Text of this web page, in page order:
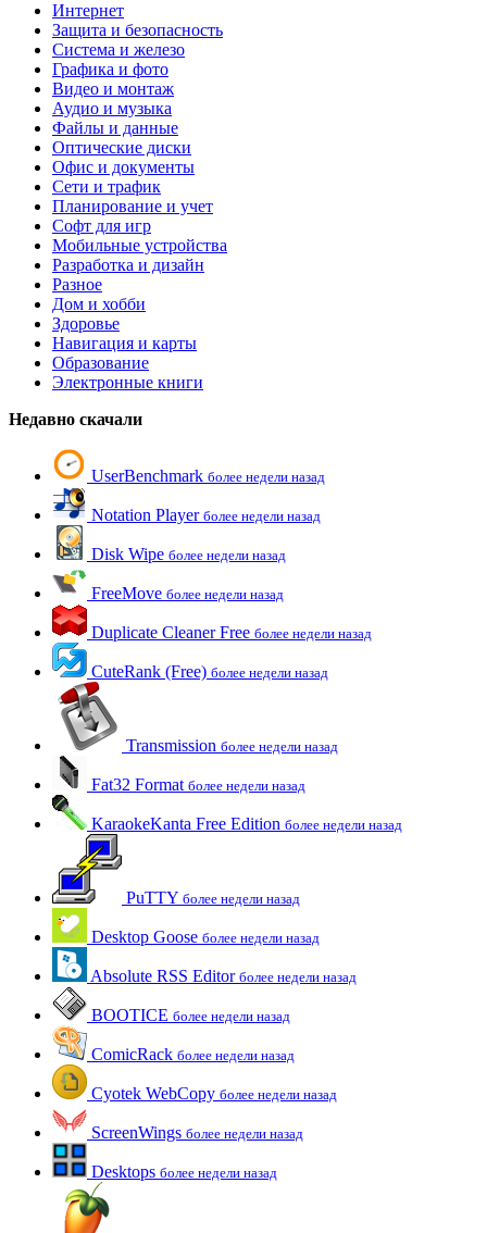
Интернет
Защита и безопасность
Система и железо
Графика и фото
Видео и монтаж
Аудио и музыка
Файлы и данные
Оптические диски
Офис и документы
Сети и трафик
Планирование и учет
Софт для игр
Мобильные устройства
Разработка и дизайн
Разное
Дом и хобби
Здоровье
Навигация и карты
Образование
Электронные книги
Недавно скачали
UserBenchmark более недели назад
Notation Player более недели назад
Disk Wipe более недели назад
FreeMove более недели назад
Duplicate Cleaner Free более недели назад
CuteRank (Free) более недели назад
Transmission более недели назад
Fat32 Format более недели назад
KaraokeKanta Free Edition более недели назад
PuTTY более недели назад
Desktop Goose более недели назад
Absolute RSS Editor более недели назад
BOOTICE более недели назад
ComicRack более недели назад
Cyotek WebCopy более недели назад
ScreenWings более недели назад
Desktops более недели назад